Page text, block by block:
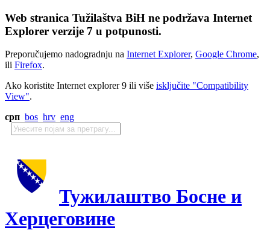
Web stranica Tužilaštva BiH ne podržava Internet
Explorer verzije 7 u potpunosti.
Preporučujemo nadogradnju na Internet Explorer, Google Chrome,
ili Firefox.
Ako koristite Internet explorer 9 ili više isključite "Compatibility
View".
срп bos hrv eng
Тужилаштво Босне и
Херцеговине